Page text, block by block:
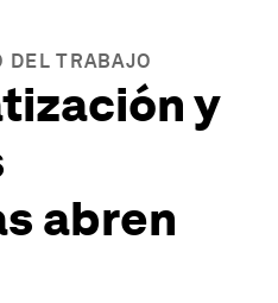
DEL TRABAJO
y
abren